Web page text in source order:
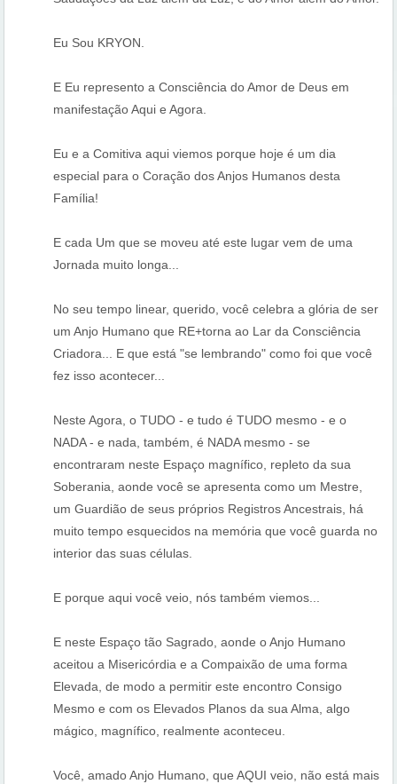
Eu Sou KRYON.
E Eu represento a Consciência do Amor de Deus em
manifestação Aqui e Agora.
Eu e a Comitiva aqui viemos porque hoje é um dia
especial para o Coração dos Anjos Humanos desta
Família!
E cada Um que se moveu até este lugar vem de uma
Jornada muito longa...
No seu tempo linear, querido, você celebra a glória de ser
um Anjo Humano que RE+torna ao Lar da Consciência
Criadora... E que está "se lembrando" como foi que você
fez isso acontecer...
Neste Agora, o TUDO - e tudo é TUDO mesmo - e o
NADA - e nada, também, é NADA mesmo - se
encontraram neste Espaço magnífico, repleto da sua
Soberania, aonde você se apresenta como um Mestre,
um Guardião de seus próprios Registros Ancestrais, há
muito tempo esquecidos na memória que você guarda no
interior das suas células.
E porque aqui você veio, nós também viemos...
E neste Espaço tão Sagrado, aonde o Anjo Humano
aceitou a Misericórdia e a Compaixão de uma forma
Elevada, de modo a permitir este encontro Consigo
Mesmo e com os Elevados Planos da sua Alma, algo
mágico, magnífico, realmente aconteceu.
Você, amado Anjo Humano, que AQUI veio, não está mais